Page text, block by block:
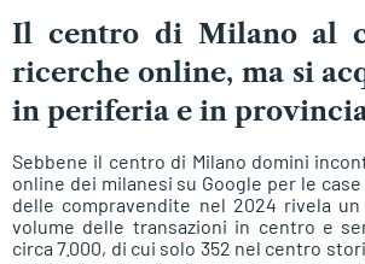
Il centro di Milano al
ricerche online, ma si
in periferia e in
Sebbene il centro di Milano domini
online dei milanesi su Google per le
delle compravendite nel 2024 rivela
volume delle transazioni in centro e
circa 7.000, di cui solo 352 nel centro